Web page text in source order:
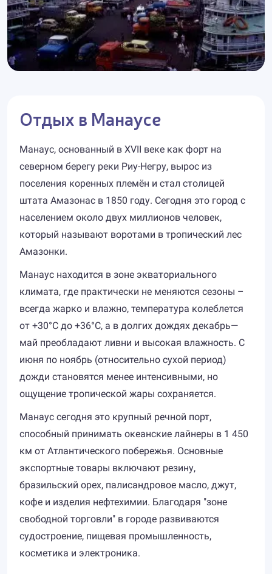
Отдых в Манаусе
Манаус, основанный в XVII веке как форт на
северном берегу реки Риу-Негру, вырос из
поселения коренных племён и стал столицей
штата Амазонас в 1850 году. Сегодня это город с
населением около двух миллионов человек,
который называют воротами в тропический лес
Амазонки.
Манаус находится в зоне экваториального
климата, где практически не меняются сезоны –
всегда жарко и влажно, температура колеблется
от +30°C до +36°C, а в долгих дождях декабрь—
май преобладают ливни и высокая влажность. С
июня по ноябрь (относительно сухой период)
дожди становятся менее интенсивными, но
ощущение тропической жары сохраняется.
Манаус сегодня это крупный речной порт,
способный принимать океанские лайнеры в 1 450
км от Атлантического побережья. Основные
экспортные товары включают резину,
бразильский орех, палисандровое масло, джут,
кофе и изделия нефтехимии. Благодаря "зоне
свободной торговли" в городе развиваются
судостроение, пищевая промышленность,
косметика и электроника.